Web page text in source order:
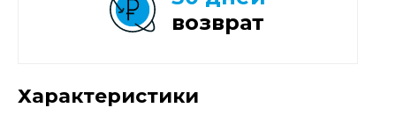
Характеристики
возврат